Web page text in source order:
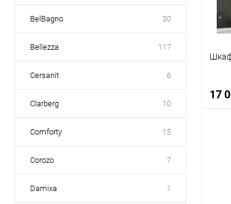
BelBagno 30
Bellezza 117
Cersanit 6
Clarberg 10
Comforty 15
Corozo 7
Damixa 1
17